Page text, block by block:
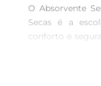
O Absorvente
Secas é a
conforto e
uma proteção